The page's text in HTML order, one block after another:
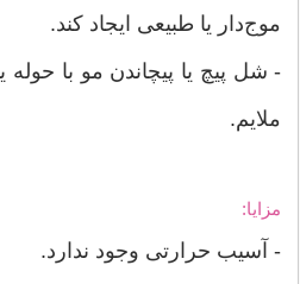
موج‌دار یا طبیعی ایجاد کند.
- شل پیچ یا پیچاندن مو با حوله
ملایم.
مزایا:
- آسیب حرارتی وجود ندارد.